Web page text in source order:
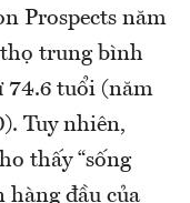
Prospects năm
trung bình
74.6 tuổi (năm
Tuy nhiên,
thấy “sống
hàng đầu của